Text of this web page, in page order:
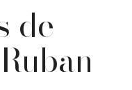
de